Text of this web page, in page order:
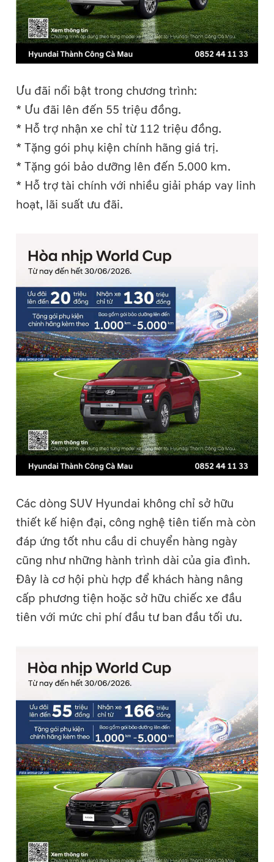
Ưu đãi nổi bật trong chương trình:
* Ưu đãi lên đến 55 triệu đồng.
* Hỗ trợ nhận xe chỉ từ 112 triệu đồng.
* Tặng gói phụ kiện chính hãng giá trị.
* Tặng gói bảo dưỡng lên đến 5.000 km.
* Hỗ trợ tài chính với nhiều giải pháp vay linh
hoạt, lãi suất ưu đãi.
Các dòng SUV Hyundai không chỉ sở hữu
thiết kế hiện đại, công nghệ tiên tiến mà còn
đáp ứng tốt nhu cầu di chuyển hàng ngày
cũng như những hành trình dài của gia đình.
Đây là cơ hội phù hợp để khách hàng nâng
cấp phương tiện hoặc sở hữu chiếc xe đầu
tiên với mức chi phí đầu tư ban đầu tối ưu.